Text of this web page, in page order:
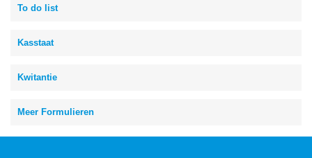
To do list
Kasstaat
Kwitantie
Meer Formulieren